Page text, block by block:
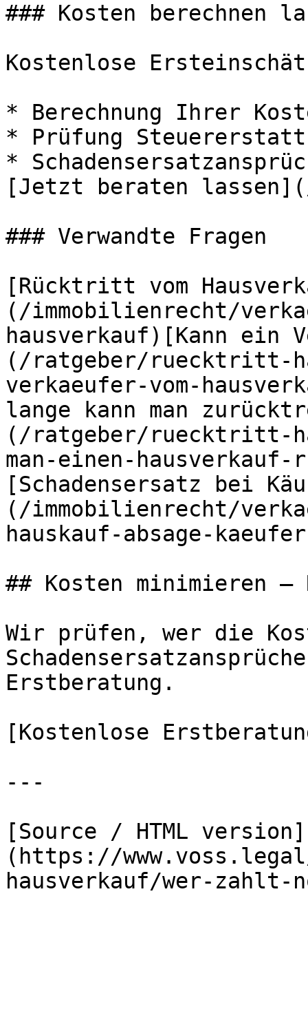
### Kosten berechnen
Kostenlose
* Berechnung Ihrer
* Prüfung
*
[Jetzt beraten
### Verwandte Fragen
[Rücktritt vom
(/immobilienrecht/
hausverkauf)[Kann ein
(/ratgeber/ruecktritt-
verkaeufer-vom-
lange kann man
(/ratgeber/ruecktritt-
man-einen-hausverkauf-
[Schadensersatz bei
(/immobilienrecht/
hauskauf-absage-
## Kosten minimieren –
Wir prüfen, wer die
Erstberatung.
[Kostenlose
---
[Source / HTML version]
(https://